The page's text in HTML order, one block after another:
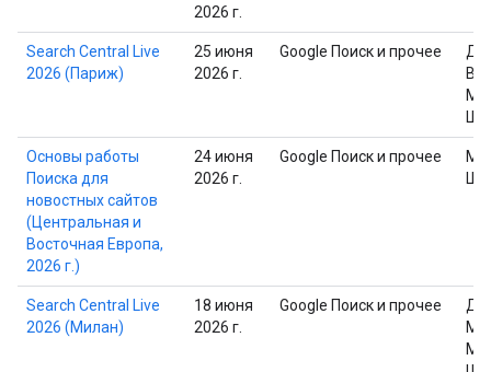
2026 г.
Search Central Live
2026 (Париж)
25 июня
2026 г.
Google Поиск и прочее
Основы работы
Поиска для
новостных сайтов
(Центральная и
Восточная Европа,
2026 г.)
24 июня
2026 г.
Google Поиск и прочее
Search Central Live
2026 (Милан)
18 июня
2026 г.
Google Поиск и прочее